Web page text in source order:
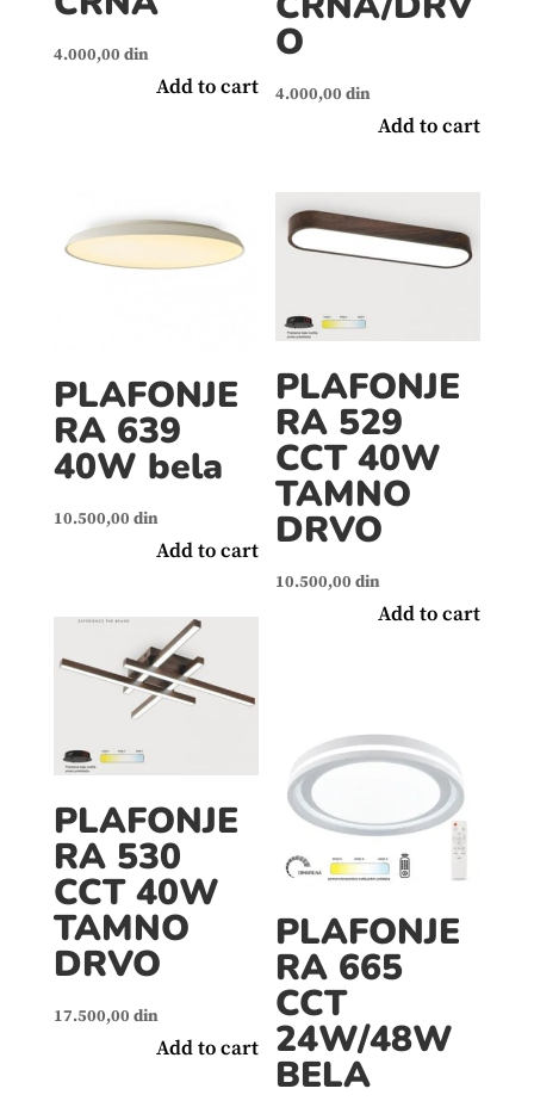
4.000,00 din
Add to cart
O
4.000,00 din
Add to cart
PLAFONJE
RA 639
40W bela
10.500,00 din
Add to cart
PLAFONJE
RA 529
CCT 40W
TAMNO
DRVO
10.500,00 din
Add to cart
PLAFONJE
RA 530
CCT 40W
TAMNO
DRVO
17.500,00 din
Add to cart
PLAFONJE
RA 665
CCT
24W/48W
BELA